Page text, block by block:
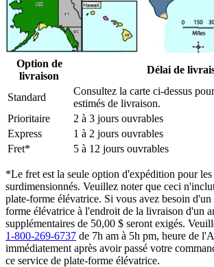
Option de
livraison
Délai de
Standard
Consultez la carte ci-dessus
estimés de livraison.
Prioritaire
2 à 3 jours ouvrables
Express
1 à 2 jours ouvrables
Fret*
5 à 12 jours ouvrables
*Le fret est la seule option d'expédition pour les
surdimensionnés. Veuillez noter que ceci
plate-forme élévatrice. Si vous avez besoin d'un
forme élévatrice à l'endroit de la livraison d'un
supplémentaires de 50,00 $ seront exigés.
1-800-269-6737 de 7h am à 5h pm, heure de
immédiatement après avoir passé votre
ce service de plate-forme élévatrice.